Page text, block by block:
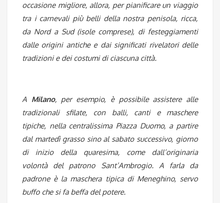
occasione migliore, allora, per pianificare un viaggio
tra i carnevali più belli della nostra penisola, ricca,
da Nord a Sud (isole comprese), di festeggiamenti
dalle origini antiche e dai significati rivelatori delle
tradizioni e dei costumi di ciascuna città.
A Milano, per esempio, è possibile assistere alle
tradizionali sfilate, con balli, canti e maschere
tipiche, nella centralissima Piazza Duomo, a partire
dal martedì grasso sino al sabato successivo, giorno
di inizio della quaresima, come dall’originaria
volontà del patrono Sant’Ambrogio. A farla da
padrone è la maschera tipica di Meneghino, servo
buffo che si fa beffa del potere.